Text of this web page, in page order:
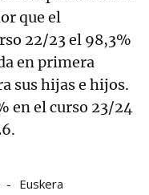
que el
22/23 el 98,3%
en primera
sus hijas e hijos.
en el curso 23/24
Euskera